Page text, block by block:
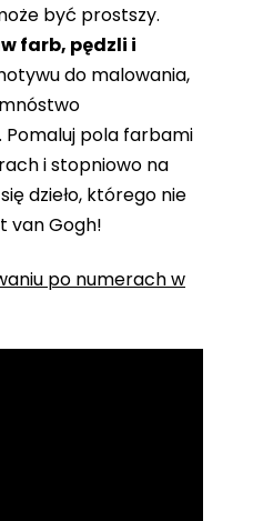
być prostszy.
farb, pędzli i
do malowania,
pola farbami
i stopniowo na
dzieło, którego nie
van Gogh!
po numerach w